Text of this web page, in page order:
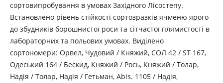
сортовипробування в умовах Західного Лісостепу.
Встановлено рівень стійкості сортозразків ячменю ярого
до збудників борошнистої роси та сітчастої плямистості в
лабораторних та польових умовах. Виділено
сортономери: Орвел, Чудовий / Княжий, СОЛ 42 / ST 167,
Одеський 164 / Бескид, Княжий / Рось, Княжий / Толар,
Надія / Толар, Надія / Гетьман, Abis. 1105 / Надія,